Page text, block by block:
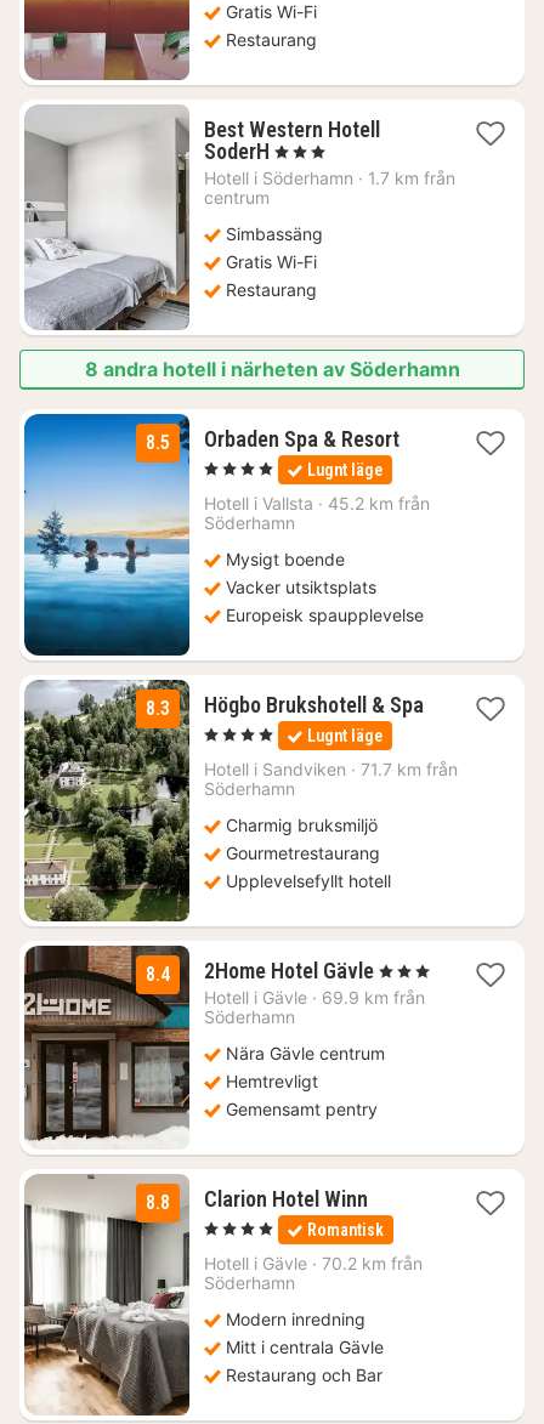
kr.
Gratis Wi-Fi
Restaurang
Best Western Hotell
SoderH 1
natt
kr.
, 3 Stjärnor
Hotell i Söderhamn · 1.7 km från
centrum
Simbassäng
Gratis Wi-Fi
Restaurang
8 andra hotell i närheten av Söderhamn
8.5 Orbaden Spa & Resort1
2491
, 4 Stjärnor Lugnt läge
Hotell i Vallsta · 45.2 km från
Söderhamn
Mysigt boende
Vacker utsiktsplats
Europeisk spaupplevelse
8.3 Högbo Brukshotell & Spa1
1795
, 4 Stjärnor Lugnt läge
Hotell i Sandviken · 71.7 km från
Söderhamn
Charmig bruksmiljö
Gourmetrestaurang
Upplevelsefyllt hotell
8.4 2Home Hotel Gävle2
nätter
kr.
, 3 Stjärnor
Hotell i Gävle · 69.9 km från
Söderhamn
Nära Gävle centrum
Hemtrevligt
Gemensamt pentry
8.8 Clarion Hotel Winn1
natt
från
1405
, 4 Stjärnor Romantisk
Hotell i Gävle · 70.2 km från
Söderhamn
Modern inredning
Mitt i centrala Gävle
Restaurang och Bar